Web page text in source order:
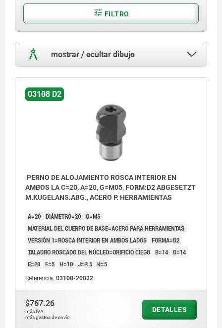
FILTRO
mostrar / ocultar dibujo
D1) Rosca interior en un lado con orificio
03108 D2
PERNO DE ALOJAMIENTO ROSCA INTERIOR EN
AMBOS LA C=20, A=20, G=M05, FORM:D2 ABGESETZT
M.KUGELANS.ABG., ACERO P. HERRAMIENTAS
A=20 DIÁMETRO=20 G=M5
MATERIAL DEL CUERPO DE BASE=ACERO PARA HERRAMIENTAS
VERSIÓN 1=ROSCA INTERIOR EN AMBOS LADOS FORMA=D2
TALADRO ROSCADO DEL NÚCLEO=ORIFICIO CIEGO B=14 D=14
E=20 F=5 H=10 J=R 5 K=5
Referencia: 03108-20022
$767.26
más IVA.
más gastos de envío
DETALLES